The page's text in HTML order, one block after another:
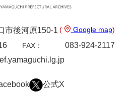
市後河原150-1 ( Google map)
FAX： 083-924-2117
公式X